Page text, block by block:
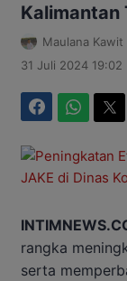
Kalimantan
Maulana Kawit
31 Juli 2024 19:02
rangka
serta